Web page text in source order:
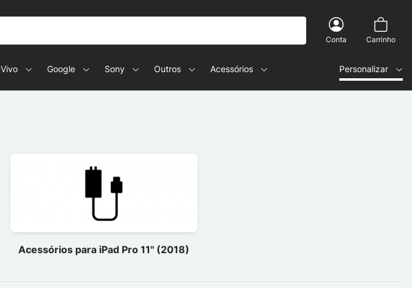
Conta Carrinho
Vivo Google Sony Outros Acessórios Personalizar
Acessórios para iPad Pro 11" (2018)